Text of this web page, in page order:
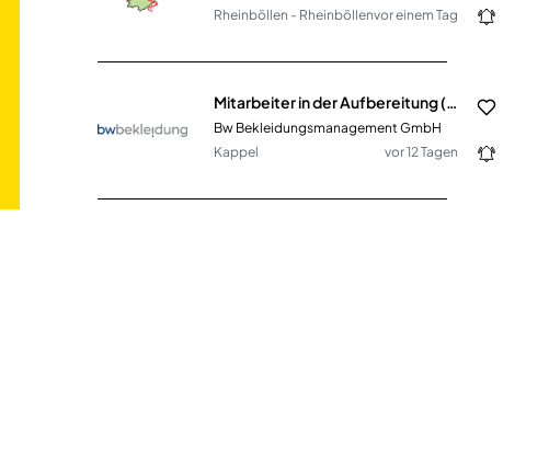
Rheinböllen - Rheinböllenvor einem Tag
Mitarbeiter in der Aufbereitung (m/w/d)
Bw Bekleidungsmanagement GmbH
Kappel
vor 12 Tagen